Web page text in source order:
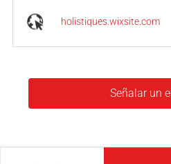
holistiques.wixsite.com
Señalar un